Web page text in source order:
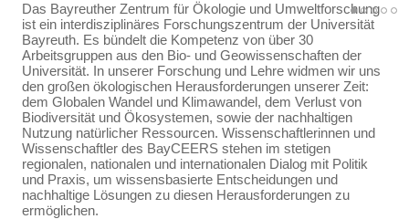
Das Bayreuther Zentrum für Ökologie und Umweltforschung
ist ein interdisziplinäres Forschungszentrum der Universität
Bayreuth. Es bündelt die Kompetenz von über 30
Arbeitsgruppen aus den Bio- und Geowissenschaften der
Universität. In unserer Forschung und Lehre widmen wir uns
den großen ökologischen Herausforderungen unserer Zeit:
dem Globalen Wandel und Klimawandel, dem Verlust von
Biodiversität und Ökosystemen, sowie der nachhaltigen
Nutzung natürlicher Ressourcen. Wissenschaftlerinnen und
Wissenschaftler des BayCEERS stehen im stetigen
regionalen, nationalen und internationalen Dialog mit Politik
und Praxis, um wissensbasierte Entscheidungen und
nachhaltige Lösungen zu diesen Herausforderungen zu
ermöglichen.